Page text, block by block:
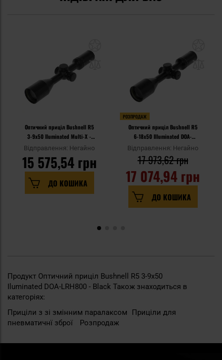
Оптичний приціл Bushnell R5
3-9x50 Iluminated Multi-X -
Black
Відправлення: Негайно
15 575,54 грн
ДО КОШИКА
РОЗПРОДАЖ
Оптичний приціл Bushnell R5
6-18x50 Illuminated DOA-
LRH800 - Black
Відправлення: Негайно
17 074,94 грн
17 973,62 грн
ДО КОШИКА
Продукт Оптичний приціл Bushnell R5 3-9x50
Iluminated DOA-LRH800 - Black Також знаходиться в
категоріях:
Приціли з зі змінним паралаксом
Приціли для
пневматичнї зброї
Розпродаж